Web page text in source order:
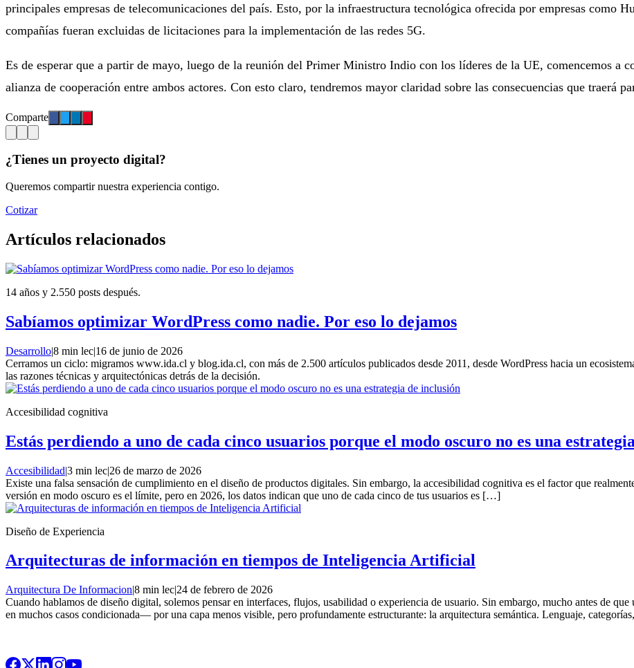
principales empresas de telecomunicaciones del país. Esto, por la infraestructura tecnológica ofrecida por empresas como
compañías fueran excluidas de licitaciones para la implementación de las redes 5G.
Es de esperar que a partir de mayo, luego de la reunión del Primer Ministro Indio con los líderes de la UE, comencemos a
alianza de cooperación entre ambos actores. Con esto claro, tendremos mayor claridad sobre las consecuencias que traerá
Comparte
¿Tienes un proyecto digital?
Queremos compartir nuestra experiencia contigo.
Cotizar
Artículos relacionados
14 años y 2.550 posts después.
Sabíamos optimizar WordPress como nadie. Por eso lo dejamos
Desarrollo|8 min lec|16 de junio de 2026
Cerramos un ciclo: migramos www.ida.cl y blog.ida.cl, con más de 2.500 artículos publicados desde 2011, desde WordPress hacia un
las razones técnicas y arquitectónicas detrás de la decisión.
Accesibilidad cognitiva
Estás perdiendo a uno de cada cinco usuarios porque el modo oscuro no es una
Accesibilidad|3 min lec|26 de marzo de 2026
Existe una falsa sensación de cumplimiento en el diseño de productos digitales. Sin embargo, la accesibilidad cognitiva es el factor que
versión en modo oscuro es el límite, pero en 2026, los datos indican que uno de cada cinco de tus usuarios es […]
Diseño de Experiencia
Arquitecturas de información en tiempos de Inteligencia Artificial
Arquitectura De Informacion|8 min lec|24 de febrero de 2026
Cuando hablamos de diseño digital, solemos pensar en interfaces, flujos, usabilidad o experiencia de usuario. Sin embargo, mucho antes de
en muchos casos condicionada— por una capa menos visible, pero profundamente estructurante: la arquitectura semántica. Lenguaje,